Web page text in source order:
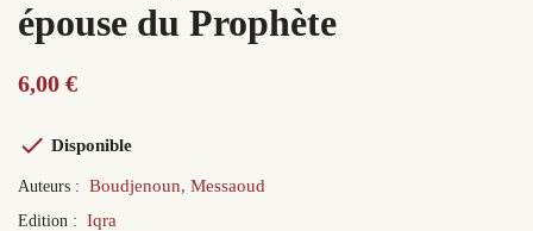
épouse du Prophète
6,00 €
 Disponible
Auteurs : Boudjenoun, Messaoud
Edition : Iqra